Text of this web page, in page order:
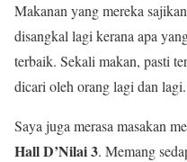
Makanan yang mereka
disangkal lagi kerana apa
terbaik. Sekali makan, pasti
dicari oleh orang lagi dan lagi.
Saya juga merasa masakan
Hall D’Nilai 3. Memang